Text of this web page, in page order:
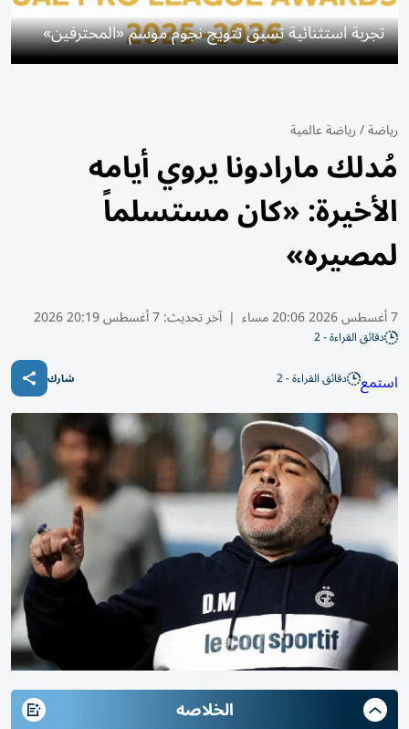
تجربة استثنائية تسبق تتويج نجوم موسم «المحترفين»
رياضة/رياضة عالمية
مُدلك مارادونا يروي أيامه
الأخيرة: «كان مستسلماً
لمصيره»
7 أغسطس 2026 20:06 مساء | آخر تحديث:7 أغسطس 20:19 2026
دقائق القراءة - 2
استمع دقائق القراءة - 2 شارك
الخلاصه